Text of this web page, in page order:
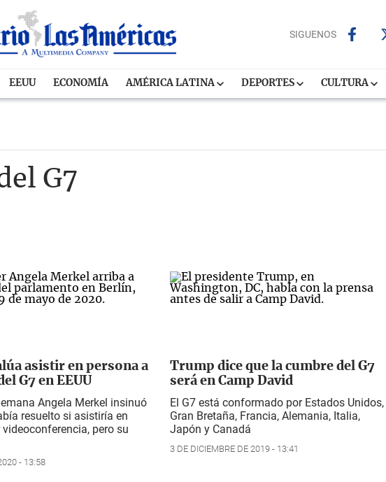
SIGUENOS
EEUU ECONOMÍA AMÉRICA LATINA DEPORTES CULTURA
G7
asistir en persona a
G7 en EEUU
Angela Merkel insinuó
resuelto si asistiría en
pero su
- 13:58
Trump dice que la cumbre del G7
será en Camp David
El G7 está conformado por Estados Unidos,
Gran Bretaña, Francia, Alemania, Italia,
Japón y Canadá
3 DE DICIEMBRE DE 2019 - 13:41